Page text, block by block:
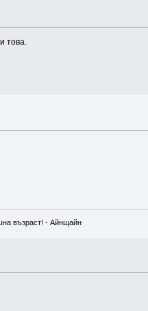
това.
възраст! - Айнщайн